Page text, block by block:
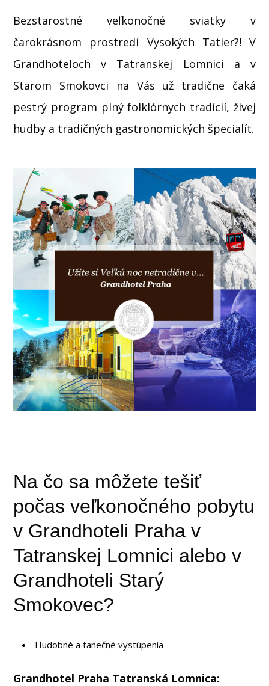
Bezstarostné veľkonočné sviatky v
čarokrásnom prostredí Vysokých Tatier?! V
Grandhoteloch v Tatranskej Lomnici a v
Starom Smokovci na Vás už tradične čaká
pestrý program plný folklórnych tradícií, živej
hudby a tradičných gastronomických špecialít.
Na čo sa môžete tešiť
počas veľkonočného pobytu
v Grandhoteli Praha v
Tatranskej Lomnici alebo v
Grandhoteli Starý
Smokovec?
Hudobné a tanečné vystúpenia
Grandhotel Praha Tatranská Lomnica: